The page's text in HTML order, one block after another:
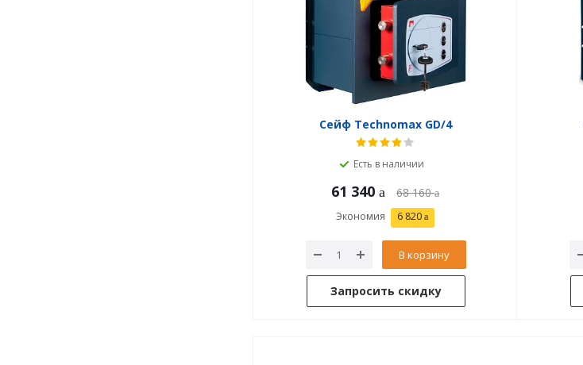
Сейф Technomax GD/4
Есть в наличии
61 340 68 160
Экономия 6 820
В корзину
Запросить скидку